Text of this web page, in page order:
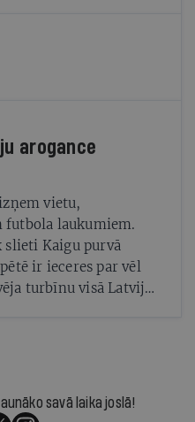
arogance
vietu,
futbola laukumiem.
Kaigu purvā
ir ieceres par vēl
turbīnu visā Latvijā.
savā laika joslā!